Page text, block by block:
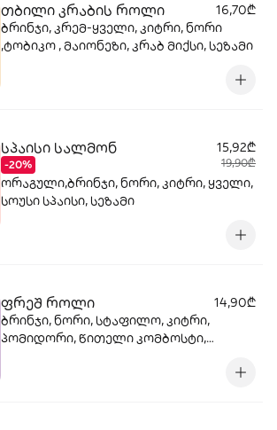
თბილი კრაბის როლი
16,70₾
ბრინჯი, კრემ-ყველი, კიტრი, ნორი
,ტობიკო , მაიონეზი, კრაბ მიქსი, სეზამი
სპაისი სალმონ
-20%
15,92₾
19,90₾
ორაგული,ბრინჯი, ნორი, კიტრი, ყველი,
სოუსი სპაისი, სეზამი
ფრეშ როლი
14,90₾
ბრინჯი, ნორი, სტაფილო, კიტრი,
პომიდორი, წითელი კომბოსტი,